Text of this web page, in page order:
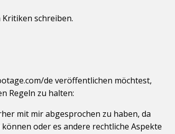
Kritiken schreiben.
de veröffentlichen möchtest,
Regeln zu halten:
mit mir abgesprochen zu haben, da
oder es andere rechtliche Aspekte